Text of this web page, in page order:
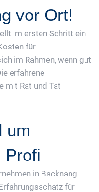
vor Ort!
im ersten Schritt ein
für
im Rahmen, wenn gut
erfahrene
mit Rat und Tat
um
Profi
in Backnang
für